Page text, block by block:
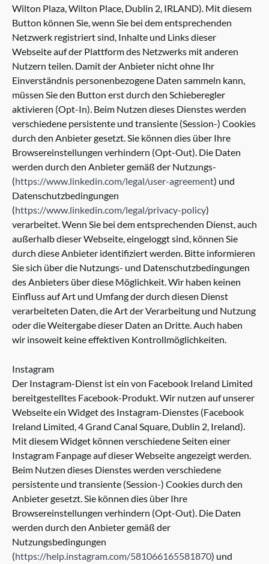
Wilton Plaza, Wilton Place, Dublin 2, IRLAND). Mit diesem
Button können Sie, wenn Sie bei dem entsprechenden
Netzwerk registriert sind, Inhalte und Links dieser
Webseite auf der Plattform des Netzwerks mit anderen
Nutzern teilen. Damit der Anbieter nicht ohne Ihr
Einverständnis personenbezogene Daten sammeln kann,
müssen Sie den Button erst durch den Schieberegler
aktivieren (Opt-In). Beim Nutzen dieses Dienstes werden
verschiedene persistente und transiente (Session-) Cookies
durch den Anbieter gesetzt. Sie können dies über Ihre
Browsereinstellungen verhindern (Opt-Out). Die Daten
werden durch den Anbieter gemäß der Nutzungs-
(https://www.linkedin.com/legal/user-agreement) und
Datenschutzbedingungen
(https://www.linkedin.com/legal/privacy-policy)
verarbeitet. Wenn Sie bei dem entsprechenden Dienst, auch
außerhalb dieser Webseite, eingeloggt sind, können Sie
durch diese Anbieter identifiziert werden. Bitte informieren
Sie sich über die Nutzungs- und Datenschutzbedingungen
des Anbieters über diese Möglichkeit. Wir haben keinen
Einfluss auf Art und Umfang der durch diesen Dienst
verarbeiteten Daten, die Art der Verarbeitung und Nutzung
oder die Weitergabe dieser Daten an Dritte. Auch haben
wir insoweit keine effektiven Kontrollmöglichkeiten.
Instagram
Der Instagram-Dienst ist ein von Facebook Ireland Limited
bereitgestelltes Facebook-Produkt. Wir nutzen auf unserer
Webseite ein Widget des Instagram-Dienstes (Facebook
Ireland Limited, 4 Grand Canal Square, Dublin 2, Ireland).
Mit diesem Widget können verschiedene Seiten einer
Instagram Fanpage auf dieser Webseite angezeigt werden.
Beim Nutzen dieses Dienstes werden verschiedene
persistente und transiente (Session-) Cookies durch den
Anbieter gesetzt. Sie können dies über Ihre
Browsereinstellungen verhindern (Opt-Out). Die Daten
werden durch den Anbieter gemäß der
Nutzungsbedingungen
(https://help.instagram.com/581066165581870) und